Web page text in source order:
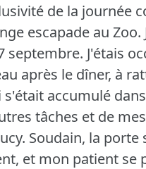
de la journée
escapade au Zoo.
septembre. J'étais
après le dîner, à
accumulé
tâches et de
Soudain, la porte
et mon patient se